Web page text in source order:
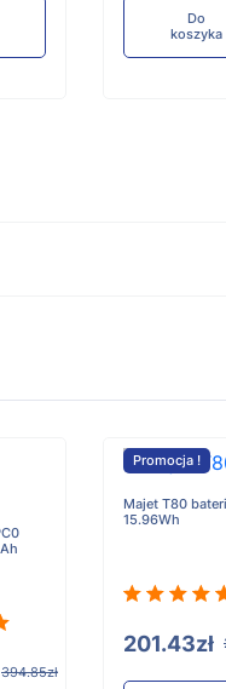
Do
koszyka
394.85zł
Promocja !
Majet T80
15.96Wh
201.43zł